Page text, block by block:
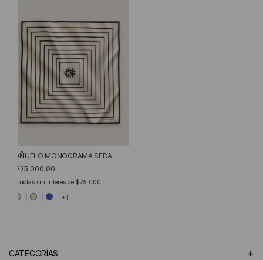
PAÑUELO MONOGRAMA SEDA
$225.000,00
cuotas sin interés de $75.000
+1
CATEGORÍAS +